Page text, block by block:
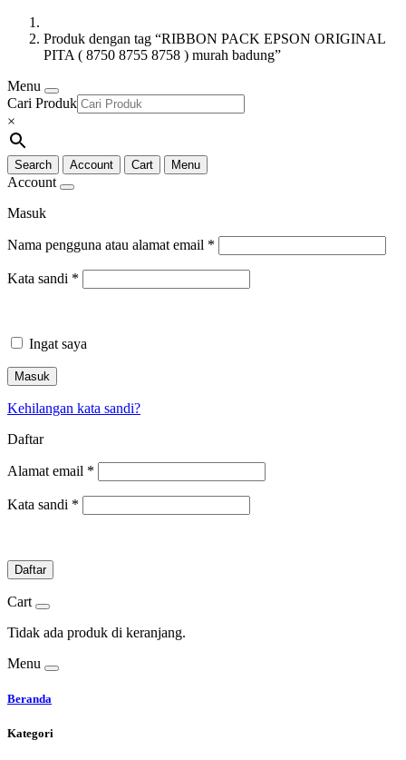
Produk dengan tag “RIBBON PACK EPSON ORIGINAL
PITA ( 8750 8755 8758 ) murah badung”
Menu
Cari Produk
×
Search Account Cart Menu
Account
Masuk
Nama pengguna atau alamat email *
Kata sandi *
Ingat saya
Masuk
Kehilangan kata sandi?
Daftar
Alamat email *
Kata sandi *
Daftar
Cart
Tidak ada produk di keranjang.
Menu
Beranda
Kategori